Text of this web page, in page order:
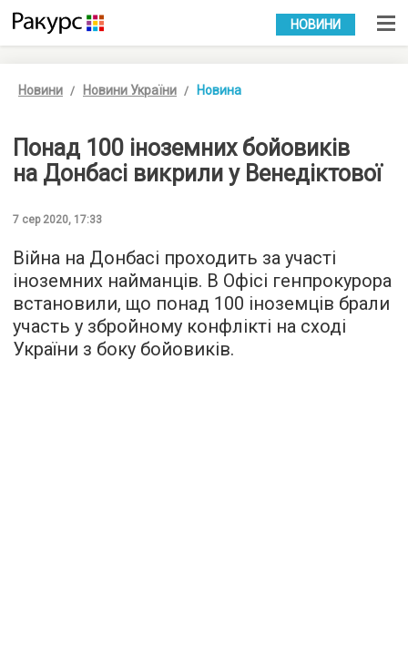
УКР РУС
НОВИНИ
Новини Новини України Новина
Понад 100 іноземних бойовиків
на Донбасі викрили у Венедіктової
7 сер 2020, 17:33
Війна на Донбасі проходить за участі
іноземних найманців. В Офісі генпрокурора
встановили, що понад 100 іноземців брали
участь у збройному конфлікті на сході
України з боку бойовиків.